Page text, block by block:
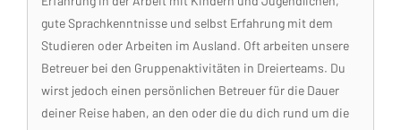
gute Sprachkenntnisse und selbst Erfahrung mit dem
Studieren oder Arbeiten im Ausland. Oft arbeiten unsere
Betreuer bei den Gruppenaktivitäten in Dreierteams. Du
wirst jedoch einen persönlichen Betreuer für die Dauer
deiner Reise haben, an den oder die du dich rund um die